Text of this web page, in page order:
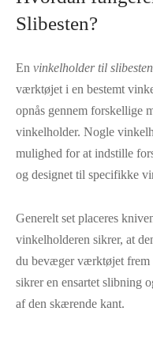
Slibesten?
En vinkelholder til slibesten
værktøjet i en bestemt
opnås gennem forskellige
vinkelholder. Nogle
mulighed for at indstille
og designet til specifikke
Generelt set placeres
vinkelholderen sikrer, at
du bevæger værktøjet frem
sikrer en ensartet slibning
af den skærende kant.